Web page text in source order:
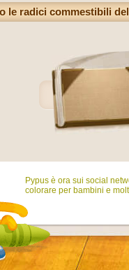
le radici commestibili
Pypus è ora sui social
colorare per bambini e